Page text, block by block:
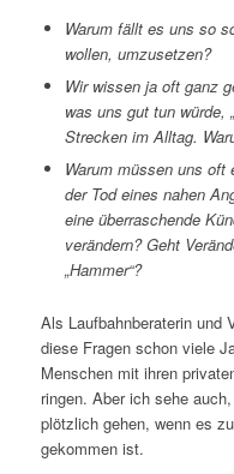
Warum fällt es uns so
wollen, umzusetzen?
Wir wissen ja oft ganz
was uns gut tun würde,
Strecken im Alltag.
Warum müssen uns
der Tod eines nahen
eine überraschende
verändern? Geht
„Hammer“?
Als Laufbahnberaterin und
diese Fragen schon viele
Menschen mit ihren
ringen. Aber ich sehe
plötzlich gehen, wenn es
gekommen ist.